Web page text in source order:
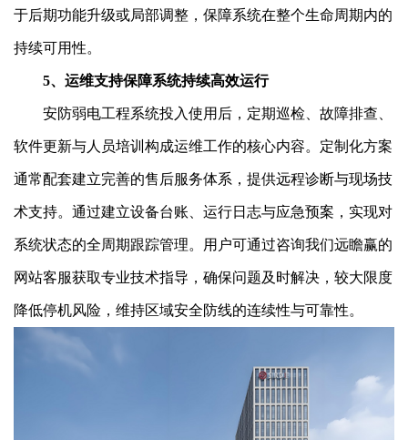
于后期功能升级或局部调整，保障系统在整个生命周期内的
持续可用性。
5、运维支持保障系统持续高效运行
安防弱电工程系统投入使用后，定期巡检、故障排查、
软件更新与人员培训构成运维工作的核心内容。定制化方案
通常配套建立完善的售后服务体系，提供远程诊断与现场技
术支持。通过建立设备台账、运行日志与应急预案，实现对
系统状态的全周期跟踪管理。用户可通过咨询我们远瞻赢的
网站客服获取专业技术指导，确保问题及时解决，较大限度
降低停机风险，维持区域安全防线的连续性与可靠性。